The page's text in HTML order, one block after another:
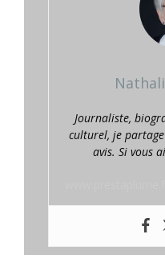
Journaliste,
culturel, je
avis. Si vous